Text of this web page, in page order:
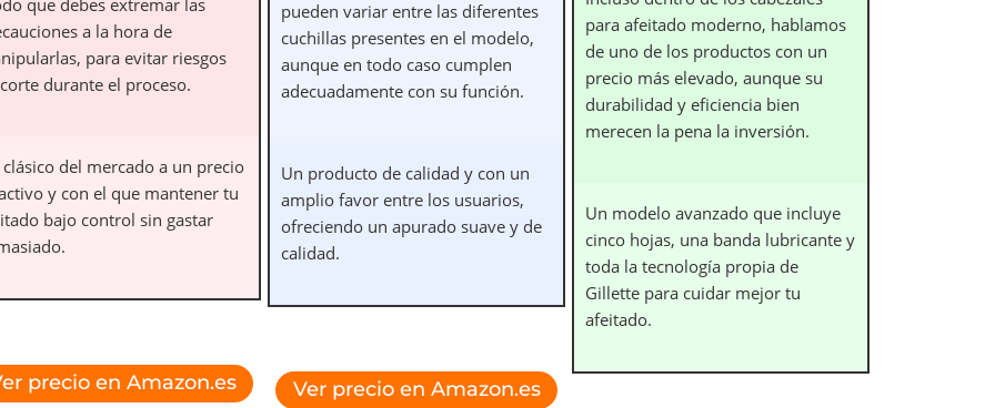
a la hora de
para evitar riesgos
durante el proceso.
clásico del mercado a un precio
y con el que mantener tu
bajo control sin gastar
precio en Amazon.es
pueden variar entre las diferentes
cuchillas presentes en el modelo,
aunque en todo caso cumplen
adecuadamente con su función.
Un producto de calidad y con un
amplio favor entre los usuarios,
ofreciendo un apurado suave y de
calidad.
Ver precio en Amazon.es
para afeitado moderno, hablamos
de uno de los productos con un
precio más elevado, aunque su
durabilidad y eficiencia bien
merecen la pena la inversión.
Un modelo avanzado que incluye
cinco hojas, una banda lubricante y
toda la tecnología propia de
Gillette para cuidar mejor tu
afeitado.